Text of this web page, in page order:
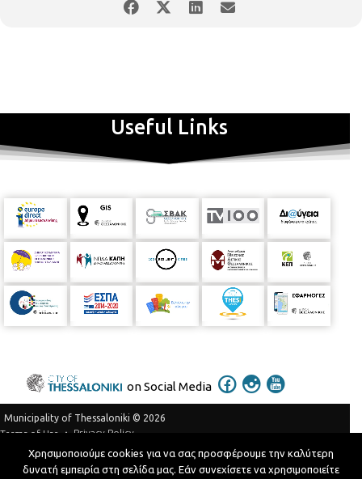
Useful Links
on Social Media
Municipality of Thessaloniki © 2026
Terms of Use
Privacy Policy
Telephone Catalog
Χρησιμοποιούμε cookies για να σας προσφέρουμε την καλύτερη
δυνατή εμπειρία στη σελίδα μας. Εάν συνεχίσετε να χρησιμοποιείτε